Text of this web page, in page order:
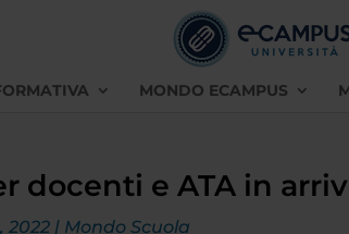
MONDO ECAMPUS
docenti e ATA in
2022 | Mondo Scuola